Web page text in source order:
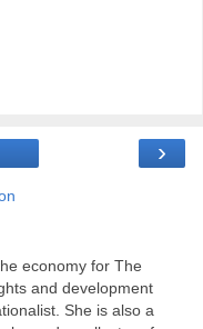
›
economy for The
and development
She is also a